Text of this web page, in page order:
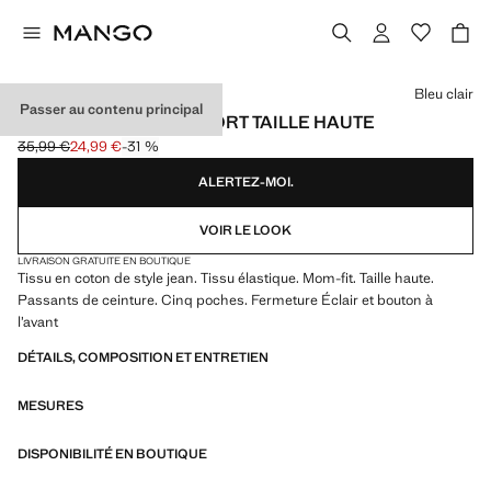
Passer au contenu principal
JEAN NEWMOM CONFORT TAILLE HAUTE
Prix initial barré [35,99 € ]
35,99 €
Prix actuel [24,99 € ]
24,99 €-31 %
Choisissez une couleur
Bleu clair
ALERTEZ-MOI.
VOIR LE LOOK
LIVRAISON GRATUITE EN BOUTIQUE
Tissu en coton de style jean. Tissu élastique. Mom-fit. Taille haute.
Passants de ceinture. Cinq poches. Fermeture Éclair et bouton à
l’avant
DÉTAILS, COMPOSITION ET ENTRETIEN
MESURES
DISPONIBILITÉ EN BOUTIQUE